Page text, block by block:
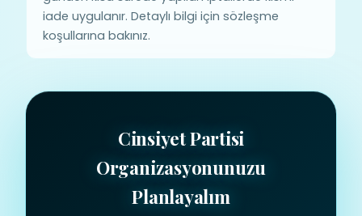
iade uygulanır. Detaylı bilgi için sözleşme
koşullarına bakınız.
Cinsiyet Partisi
Organizasyonunuzu
Planlayalım